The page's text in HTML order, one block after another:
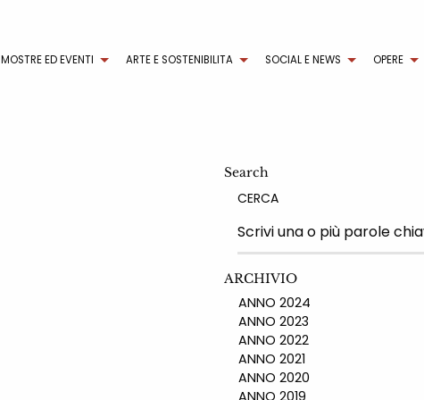
MOSTRE ED EVENTI ARTE E SOSTENIBILITA SOCIAL E NEWS OPERE
Search
CERCA
ARCHIVIO
ANNO 2024
ANNO 2023
ANNO 2022
ANNO 2021
ANNO 2020